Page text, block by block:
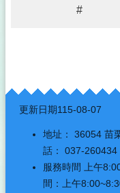
#
:::
更新日期115-08-07
地址： 36054 苗
話： 037-260434
服務時間 上午
間：上午